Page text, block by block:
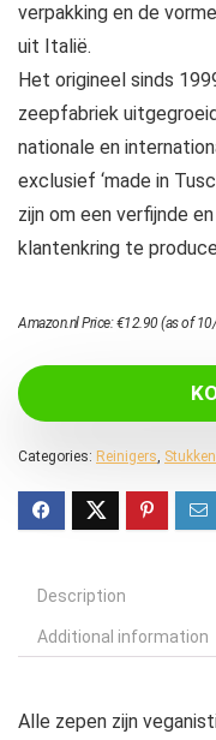
verpakking en de
uit Italië.
Het origineel sinds
zeepfabriek
nationale en
exclusief ‘made in
zijn om een ​​verfijnde
klantenkring te
Amazon.nl Price:€12.90(as of
Categories: Reinigers,
Description
Additional information
Alle zepen zijn